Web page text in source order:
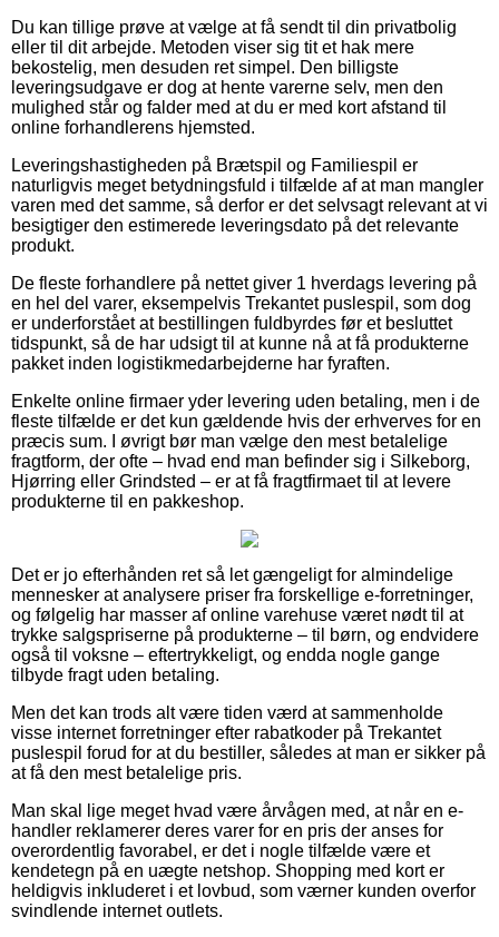
Du kan tillige prøve at vælge at få sendt til din privatbolig
eller til dit arbejde. Metoden viser sig tit et hak mere
bekostelig, men desuden ret simpel. Den billigste
leveringsudgave er dog at hente varerne selv, men den
mulighed står og falder med at du er med kort afstand til
online forhandlerens hjemsted.
Leveringshastigheden på Brætspil og Familiespil er
naturligvis meget betydningsfuld i tilfælde af at man mangler
varen med det samme, så derfor er det selvsagt relevant at vi
besigtiger den estimerede leveringsdato på det relevante
produkt.
De fleste forhandlere på nettet giver 1 hverdags levering på
en hel del varer, eksempelvis Trekantet puslespil, som dog
er underforstået at bestillingen fuldbyrdes før et besluttet
tidspunkt, så de har udsigt til at kunne nå at få produkterne
pakket inden logistikmedarbejderne har fyraften.
Enkelte online firmaer yder levering uden betaling, men i de
fleste tilfælde er det kun gældende hvis der erhverves for en
præcis sum. I øvrigt bør man vælge den mest betalelige
fragtform, der ofte – hvad end man befinder sig i Silkeborg,
Hjørring eller Grindsted – er at få fragtfirmaet til at levere
produkterne til en pakkeshop.
Det er jo efterhånden ret så let gængeligt for almindelige
mennesker at analysere priser fra forskellige e-forretninger,
og følgelig har masser af online varehuse været nødt til at
trykke salgspriserne på produkterne – til børn, og endvidere
også til voksne – eftertrykkeligt, og endda nogle gange
tilbyde fragt uden betaling.
Men det kan trods alt være tiden værd at sammenholde
visse internet forretninger efter rabatkoder på Trekantet
puslespil forud for at du bestiller, således at man er sikker på
at få den mest betalelige pris.
Man skal lige meget hvad være årvågen med, at når en e-
handler reklamerer deres varer for en pris der anses for
overordentlig favorabel, er det i nogle tilfælde være et
kendetegn på en uægte netshop. Shopping med kort er
heldigvis inkluderet i et lovbud, som værner kunden overfor
svindlende internet outlets.